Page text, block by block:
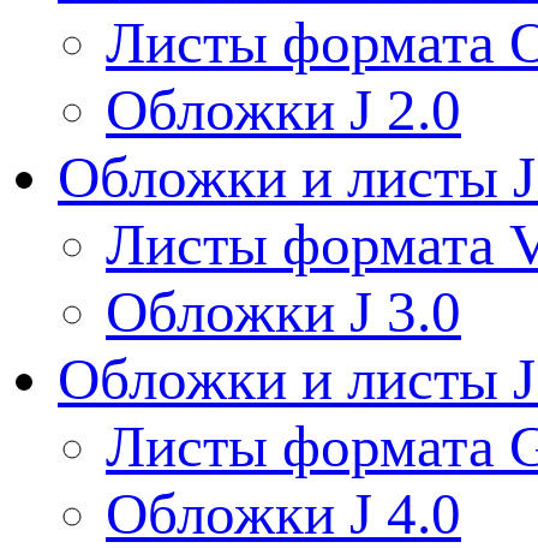
Листы формата
Обложки J 2.0
Обложки и листы
Листы формата
Обложки J 3.0
Обложки и листы
Листы формата
Обложки J 4.0